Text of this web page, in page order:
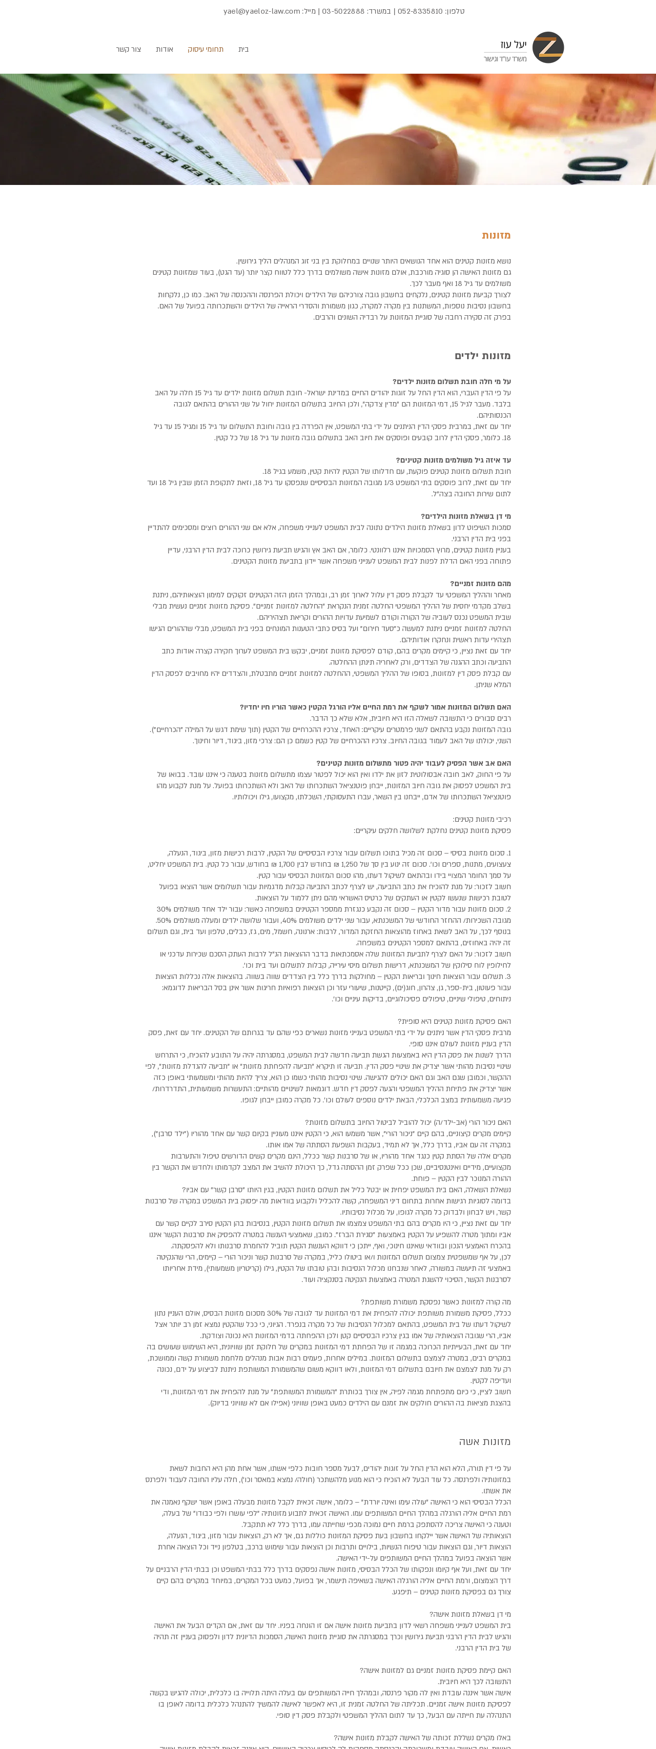
טלפון: 052-8335810 | במשרד: 03-5022888| מייל: yael@yaeloz-law.com
בית תחומי עיסוק אודות צור קשר
מזונות
נושא מזונות קטינים הוא אחד הנושאים היותר שנויים במחלוקת בין בני זוג המנהלים הליך גירושין.
גם מזונות האישה הן סוגיה מורכבת, אולם מזונות אישה משולמים בדרך כלל לטווח קצר יותר (עד הגט), בעוד שמזונות קטינים
משולמים עד גיל 18 ואף מעבר לכך.
לצורך קביעת מזונות קטינים, נלקחים בחשבון גובה צורכיהם של הילדים ויכולת הפרנסה וההכנסה של האב. כמו כן, נלקחות
בחשבון נסיבות נוספות, המשתנות בין מקרה למקרה, כגון משמורת והסדרי הראייה של הילדים והשתכרותה בפועל של האם.
בפרק זה סקירה רחבה של סוגיית המזונות על רבדיה השונים והרבים.
מזונות ילדים
על מי חלה חובת תשלום מזונות ילדים?
על פי הדין העברי, הוא הדין החל על זוגות יהודים החיים במדינת ישראל- חובת תשלום מזונות ילדים עד גיל 15 חלה על האב
בלבד. מעבר לגיל 15, דמי המזונות הם "מדין צדקה", ולכן החיוב בתשלום המזונות יחול על שני ההורים בהתאם לגובה
הכנסותיהם.
יחד עם זאת, במרבית פסקי הדין הניתנים על ידי בתי המשפט, אין הפרדה בין גובה וחובת התשלום עד גיל 15 ומגיל 15 עד גיל
18. כלומר, פסקי הדין לרוב קובעים ופוסקים את חיוב האב בתשלום גובה מזונות עד גיל 18 של כל קטין.
עד איזה גיל משולמים מזונות קטינים?
חובת תשלום מזונות קטינים פוקעת, עם חדלותו של הקטין להיות קטין, משמע בגיל 18.
יחד עם זאת, לרוב פוסקים בתי המשפט 1/3 מגובה המזונות הבסיסיים שנפסקו עד גיל 18, וזאת לתקופת הזמן שבין גיל 18 ועד
לתום שירות החובה בצה"ל.
מי דן בשאלת מזונות הילדים?
סמכות השיפוט לדון בשאלת מזונות הילדים נתונה לבית המשפט לענייני משפחה, אלא אם שני ההורים רוצים ומסכימים להתדיין
בפני בית הדין הרבני.
בעניין מזונות קטינים, מרוץ הסמכויות איננו רלוונטי. כלומר, אם האב אץ והגיש תביעת גירושין כרוכה לבית הדין הרבני, עדיין
פתוחה בפני האם הדלת לפנות לבית המשפט לענייני משפחה אשר יידון בתביעת מזונות הקטינים.
מהם מזונות זמניים?
מאחר וההליך המשפטי עד לקבלת פסק דין עלול לארוך זמן רב, ובמהלך הזמן הזה הקטינים זקוקים למימון הוצאותיהם, ניתנת
בשלב מקדמי יחסית של ההליך המשפטי החלטה זמנית הנקראת "החלטה למזונות זמניים". פסיקת מזונות זמניים נעשית מבלי
שבית המשפט נכנס לעוביה של הקורה וקודם לשמיעת עדויות ההורים וקריאת תצהיריהם.
החלטה למזונות זמניים ניתנת למעשה כ"סעד חירום" ועל בסיס כתבי הטענות המונחים בפני בית המשפט, מבלי שההורים הגישו
תצהירי עדות ראשית ונחקרו אודותיהם.
יחד עם זאת נציין, כי קיימים מקרים בהם, קודם לפסיקת מזונות זמניים, יבקש בית המשפט לערוך חקירה קצרה אודות כתב
התביעה וכתב ההגנה של הצדדים, ורק לאחריה תינתן ההחלטה.
עם קבלת פסק דין למזונות, בסופו של ההליך המשפטי, ההחלטה למזונות זמניים מתבטלת, והצדדים יהיו מחויבים לפסק הדין
המלא שניתן.
האם תשלום המזונות אמור לשקף את רמת החיים אליו הורגל הקטין כאשר הוריו חיו יחדיו?
רבים סבורים כי התשובה לשאלה הזו היא חיובית, אלא שלא כך הדבר.
גובה המזונות נקבע בהתאם לשני פרמטרים עיקריים: האחד, צרכיו ההכרחיים של הקטין (תוך שימת דגש על המילה "הכרחיים").
השני, יכולתו של האב לעמוד בגובה החיוב. צרכיו ההכרחיים של קטין כשמם כן הם: צרכי מזון, ביגוד, דיור וחינוך.
האם אב אשר הפסיק לעבוד יהיה פטור מתשלום מזונות קטינים?
על פי החוק, לאב חובה אבסולוטית לזון את ילדו ואין הוא יכול לפטור עצמו מתשלום מזונות בטענה כי איננו עובד. בבואו של
בית המשפט לפסוק את גובה חיוב המזונות, ייבחן פוטנציאל השתכרותו של האב ולא השתכרותו בפועל. על מנת לקבוע מהו
פוטנציאל השתכרותו של אדם, ייבחנו בין השאר, עברו התעסוקתי, השכלתו, מקצועו, גילו ויכולותיו.
רכיבי מזונות קטינים:
פסיקת מזונות קטינים נחלקת לשלושה חלקים עיקריים:
1. סכום מזונות בסיסי – סכום זה מכיל בתוכו תשלום עבור צרכיו הבסיסיים של הקטין, לרבות רכישות מזון, ביגוד, הנעלה,
צעצועים, מתנות, ספרים וכו'. סכום זה ינוע בין סך של 1,250 ₪ בחודש לבין 1,700 ₪ בחודש, עבור כל קטין. בית המשפט יחליט,
על סמך החומר המצויי בידו ובהתאם לשיקול דעתו, מהו סכום המזונות הבסיסי עבור קטין.
חשוב לזכור: על מנת להוכיח את כתב התביעה, יש לצרף לכתב התביעה קבלות מדגמיות עבור תשלומים אשר הוצאו בפועל
לטובת רכישות שנעשו לקטין או העתקים של כרטיס האשראי מהם ניתן ללמוד על הוצאות.
2. סכום מזונות עבור מדור הקטין – סכום זה נקבע כנגזרת ממספר הקטינים במשפחה כאשר: עבור ילד אחד משולמים 30%
מגובה השכירות/ ההחזר החודשי של המשכנתא, עבור שני ילדים משולמים 40%, ועבור שלושה ילדים ומעלה משולמים 50%.
בנוסף לכך, על האב לשאת באחוז מהוצאות החזקת המדור, לרבות: ארנונה, חשמל, מים, גז, כבלים, טלפון ועד בית, וגם תשלום
זה יהיה באחוזים, בהתאם למספר הקטינים במשפחה.
חשוב לזכור: על האם לצרף לתביעת המזונות שלה אסמכתאות בדבר ההוצאות הנ"ל לרבות העתק הסכם שכירות עדכני או
לחילופין לוח סילוקין של המשכנתא, דרישות תשלום מיסי עירייה, קבלות לתשלום ועד בית וכו'.
3. תשלום עבור הוצאות חינוך ובריאות הקטין – מחולקות בדרך כלל בין הצדדים שווה בשווה. בהוצאות אלה נכללות הוצאות
עבור פעוטון, בית-ספר, גן, צהרון, חוג(ים), קייטנות, שיעורי עזר וכן הוצאות רפואיות חריגות אשר אינן בסל הבריאות לדוגמא:
ניתוחים, טיפולי שיניים, טיפולים פסיכולוגיים, בדיקות עיניים וכו'.
האם פסיקת מזונות קטינים היא סופית?
מרבית פסקי הדין אשר ניתנים על ידי בתי המשפט בענייני מזונות נשארים כפי שהם עד בגרותם של הקטינים. יחד עם זאת, פסק
הדין בעניין מזונות לעולם איננו סופי.
הדרך לשנות את פסק הדין היא באמצעות הגשת תביעה חדשה לבית המשפט, במסגרתה יהיה על התובע להוכיח, כי התרחש
שינויי נסיבות מהותי אשר יצדיק את שינויי פסק הדין. תביעה זו תיקרא "תביעה להפחתת מזונות" או "תביעה להגדלת מזונות", לפי
ההקשר, וכמובן שגם האב וגם האם יכולים להגישה. שינוי נסיבות מהותי כשמו כן הוא, צריך להיות מהותי ומשמעותי באופן כזה
אשר יצדיק את פתיחת ההליך המשפטי והגעה לפסק דין חדש. דוגמאות לשינויים מהותיים: התעשרות משמעותית, התדרדרות/
פגיעה משמעותית במצב הכלכלי, הבאת ילדים נוספים לעולם וכו'. כל מקרה כמובן ייבחן לגופו.
האם ניכור הורי (אב-ילד/ה) יכול להוביל לביטול החיוב בתשלום מזונות?
קיימים מקרים קיצוניים, בהם קיים "ניכור הורי", אשר משמעו הוא, כי הקטין איננו מעוניין בקיום קשר עם אחד מהוריו ("ילד סרבן"),
במקרה זה עם אביו, בדרך כלל, אך לא תמיד, בעקבות השפעת הסתתה של אמו אותו.
מקרים אלה של הסתת קטין כנגד אחד מהוריו, או של סרבנות קשר ככלל, הינם מקרים קשים הדורשים טיפול והתערבות
מקצועיים, מידיים ואינטנסיביים, שכן ככל שפרק זמן ההסתה גדל, כך היכולת להשיב את המצב לקדמותו ולחדש את הקשר בין
ההורה המנוכר לבין הקטין – פוחת.
נשאלת השאלה, האם בית המשפט יפחית או יבטל כליל את תשלום מזונות הקטין, בגין היותו "סרבן קשר" עם אביו?
בדומה לסוגיות רגישות אחרות בתחום דיני המשפחה, קשה להכליל ולקבוע בוודאות מה יפסוק בית המשפט במקרה של סרבנות
קשר, ויש לבחון ולבדוק כל מקרה לגופו, על מכלול נסיבותיו.
יחד עם זאת נציין, כי היו מקרים בהם בתי המשפט צמצמו את תשלום מזונות הקטין, בנסיבות בהן הקטין סירב לקיים קשר עם
אביו ומתוך מטרה להשפיע על הקטין באמצעות "סגירת הברז". כמובן, שאמצעי הענשה במטרה להפסיק את סרבנות הקשר איננו
בהכרח האמצעי הנכון ובוודאי שאיננו חינוכי, ואף, ייתכן כי דווקא הענשת הקטין תוביל להחמרת סרבנותו ולא להפסקתה.
לכן, על אף שמשפטית צמצום תשלום המזונות ו/או ביטולו כליל, במקרה של סרבנות קשר וניכור הורי – קיימים, הרי שהנקיטה
באמצעי זה תיעשה במשורה, לאחר שנבחנו מכלול הנסיבות ובהן טובתו של הקטין, גילו (קריטריון משמעותי), מידת אחריותו
לסרבנות הקשר, הסיכוי להשגת המטרה באמצעות הנקיטה בסנקציה ועוד.
מה קורה למזונות כאשר נפסקת משמורת משותפת?
ככלל, פסיקת משמורת משותפת יכולה להפחית את דמי המזונות עד לגובה של 30% מסכום מזונות הבסיס, אולם העניין נתון
לשיקול דעתו של בית המשפט, בהתאם למכלול הנסיבות של כל מקרה בנפרד. הגיוני, כי ככל שהקטין נמצא זמן רב יותר אצל
אביו, הרי שגובה הוצאותיה של אמו בגין צרכיו הבסיסיים קטן ולכן ההפחתה בדמי המזונות היא נכונה וצודקת.
יחד עם זאת, הבעייתיות הכרוכה במגמה זו של הפחתת דמי המזונות במקרים של חלוקת זמן שוויונית, היא השימוש שעושים בה
במקרים רבים, במטרה לצמצם בתשלום המזונות. במילים אחרות, פעמים רבות אבות מנהלים מלחמת משמורת קשה וממושכת,
רק על מנת לצמצם את חיובם בתשלום דמי המזונות, ולאו דווקא משום שהמשמורת המשותפת ניתנת לביצוע על ידם, נכונה
ועדיפה לקטין.
חשוב לציין, כי כיום מתפתחת מגמה לפיה, אין צורך בכותרת "המשמורת המשותפת" על מנת להפחית את דמי המזונות, ודי
בהצגת מציאות בה ההורים חולקים את זמנם עם הילדים כמעט באופן שוויוני (אפילו אם לא שוויוני בדיוק).
מזונות אשה​
על פי דין תורה, הלא הוא הדין החל על זוגות יהודים, לבעל מספר חובות כלפי אשתו, אשר אחת מהן היא החבות לשאת
במזונותיה ולפרנסה. כל עוד הבעל לא הוכיח כי הוא מנוע מלהשתכר (חולה/ נמצא במאסר וכו'), חלה עליו החובה לעבוד ולפרנס
את אשתו.
הכלל הבסיסי הוא כי האישה "עולה עימו ואינה יורדת" – כלומר, אישה זכאית לקבל מזונות מבעלה באופן אשר ישקף נאמנה את
רמת החיים אליה הורגלה במהלך החיים המשותפים עמו. האישה זכאית לתבוע מזונותיה "לפי עושרו ולפי כבודו" של בעלה,
וטענה כי האישה צריכה להסתפק ברמת חיים נמוכה מכפי שחייתה עמו, בדרך כלל לא תתקבל.
הוצאותיה של האישה אשר יילקחו בחשבון בעת פסיקת המזונות כוללות גם, אך לא רק, הוצאות עבור מזון, ביגוד, הנעלה,
הוצאות דיור, וגם הוצאות עבור טיפוח הנשיות, בילויים ותרבות וכן הוצאות עבור שימוש ברכב, בטלפון נייד וכל הוצאה אחרת
אשר הוצאה בפועל במהלך החיים המשותפים על-ידי האישה.
יחד עם זאת, ועל אף קיומו ונפקותו של הכלל הבסיסי, מזונות אישה נפסקים בדרך כלל בבתי המשפט וכן בבתי הדין הרבניים על
דרך הצמצום, ורמת החיים אליה הורגלה האישה בשאיפה תישמר, אך בפועל, כמעט בכל המקרים, במיוחד במקרים בהם קיים
צורך גם בפסיקת מזונות קטינים – תיפגע.
מי דן בשאלת מזונות אישה?
בית המשפט לענייני משפחה רשאי לדון בתביעת מזונות אישה אם זו הונחה בפניו. יחד עם זאת, אם הקדים הבעל את האישה
והגיש לבית הדין הרבני תביעת גירושין וכרך במסגרתה את סוגיית מזונות האישה, הסמכות הדיונית לדון ולפסוק בעניין זה תהיה
של בית הדין הרבני.
האם קיימת פסיקת מזונות זמניים גם למזונות אישה?
התשובה לכך היא חיובית.
אישה אשר איננה עובדת ואין לה מקור פרנסה, ובמהלך חייה המשותפים עם בעלה היתה תלוייה בו כלכלית, יכולה להגיש בקשה
לפסיקת מזונות אישה זמניים. תכליתה של החלטה זמנית זו, היא לאפשר לאישה להמשיך להתנהל כלכלית בדומה לאופן בו
התנהלה עת חייתה עם הבעל, כך עד לתום ההליך המשפטי ולקבלת פסק דין סופי.
באלו מקרים נשללת זכותה של האישה לקבלת מזונות אישה?